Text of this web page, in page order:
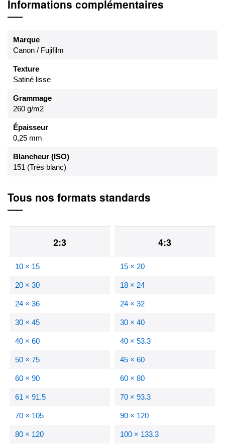
Informations complémentaires
Marque
Canon / Fujifilm
Texture
Satiné lisse
Grammage
260 g/m2
Épaisseur
0,25 mm
Blancheur (ISO)
151 (Très blanc)
Tous nos formats standards
2:3
10 × 15
20 × 30
24 × 36
30 × 45
40 × 60
50 × 75
60 × 90
61 × 91.5
70 × 105
80 × 120
4:3
15 × 20
18 × 24
24 × 32
30 × 40
40 × 53.3
45 × 60
60 × 80
70 × 93.3
90 × 120
100 × 133.3